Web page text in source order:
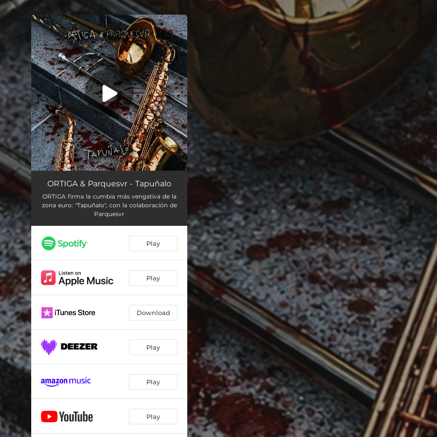
You're all set!
Tapuñalo 03:33
ORTIGA & Parquesvr - Tapuñalo
ORTIGA firma la cumbia más vengativa de la
zona euro: "Tapuñalo", con la colaboración de
Parquesvr
Play
Play
Download
Play
Play
Play